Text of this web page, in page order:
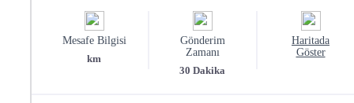
Mesafe Bilgisi
km
Gönderim
Zamanı
30 Dakika
Haritada
Göster